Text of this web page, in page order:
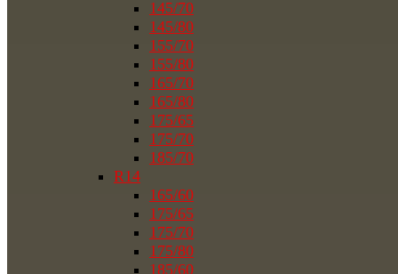
145/70
145/80
155/70
155/80
165/70
165/80
175/65
175/70
185/70
R14
165/60
175/65
175/70
175/80
185/60